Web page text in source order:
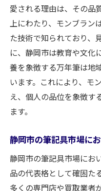
実現するため
静岡市のコレクタ
紹介
静岡市のコレ
モデル
限定版万年筆
静岡市のコレ
モンブランの
静岡市のコレ
力
愛される理由は、その品
上にわたり、モンブラン
た技術で知られており、
に、静岡市は教育や文化
養を象徴する万年筆は地
います。これにより、モ
え、個人の品位を象徴す
ます。
静岡市の筆記具市場に
静岡市の筆記具市場にお
品の代表格として確固た
多くの専門店や買取業者